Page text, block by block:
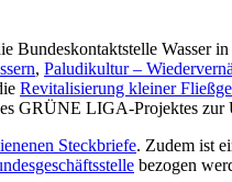
Bundeskontaktstelle Wasser
, Paludikultur –
Revitalisierung kleiner
GRÜNE LIGA-Projektes
Steckbriefe. Zudem ist
bezogen